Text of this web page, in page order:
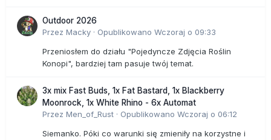
Outdoor 2026
Przez Macky · Opublikowano Wczoraj o 09:33
Przeniosłem do działu "Pojedyncze Zdjęcia Roślin
Konopi", bardziej tam pasuje twój temat.
3x mix Fast Buds, 1x Fat Bastard, 1x Blackberry
Moonrock, 1x White Rhino - 6x Automat
Przez Men_of_Rust · Opublikowano Wczoraj o 06:12
Siemanko. Póki co warunki się zmieniły na korzystne i